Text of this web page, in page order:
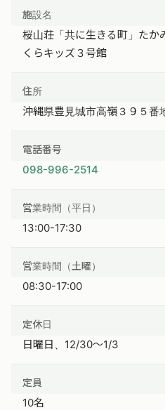
施設名
桜山荘「共に生きる町」た
くらキッズ３号館
住所
沖縄県豊見城市高嶺３９５番
電話番号
098-996-2514
営業時間（平日）
13:00-17:30
営業時間（土曜）
08:30-17:00
定休日
日曜日、12/30〜1/3
定員
10名